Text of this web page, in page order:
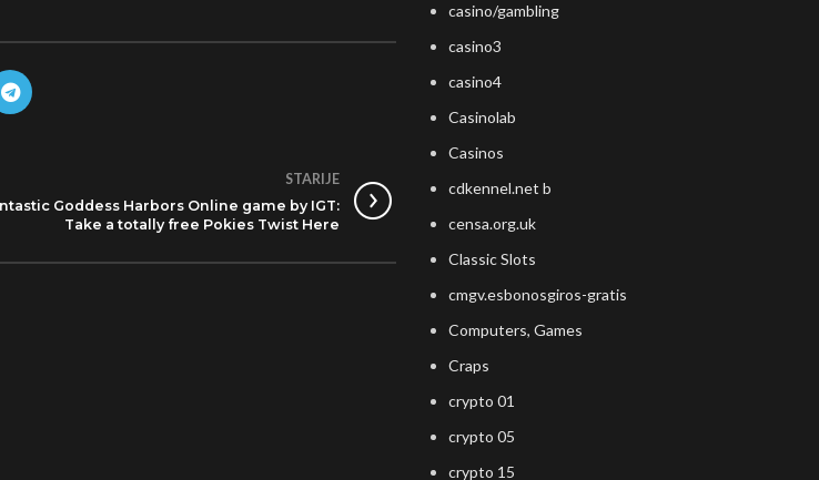
STARIJE
Goddess Harbors Online game by IGT:
Take a totally free Pokies Twist Here
casino/gambling
casino3
casino4
Casinolab
Casinos
cdkennel.net b
censa.org.uk
Classic Slots
cmgv.esbonosgiros-gratis
Computers, Games
Craps
crypto 01
crypto 05
crypto 15